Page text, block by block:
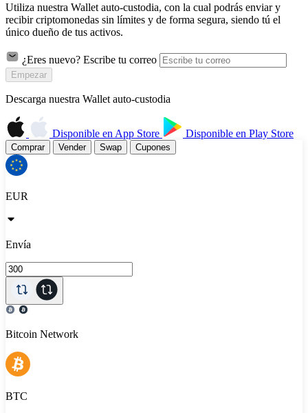
Utiliza nuestra Wallet auto-custodia, con la cual podrás enviar y
recibir criptomonedas sin límites y de forma segura, siendo tú el
único dueño de tus activos.
¿Eres nuevo? Escribe tu correo
Empezar
Descarga nuestra Wallet auto-custodia
Disponible en App Store Disponible en Play Store
Comprar Vender Swap Cupones
EUR
Envía
Bitcoin Network
BTC